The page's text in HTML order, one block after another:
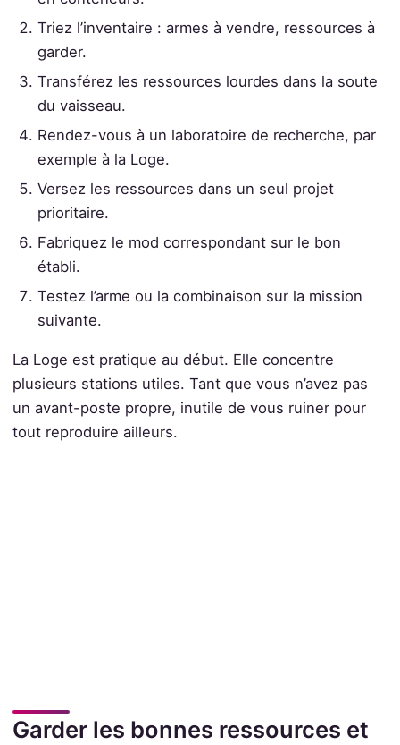
Triez l’inventaire : armes à vendre, ressources à
garder.
Transférez les ressources lourdes dans la soute
du vaisseau.
Rendez-vous à un laboratoire de recherche, par
exemple à la Loge.
Versez les ressources dans un seul projet
prioritaire.
Fabriquez le mod correspondant sur le bon
établi.
Testez l’arme ou la combinaison sur la mission
suivante.
La Loge est pratique au début. Elle concentre
plusieurs stations utiles. Tant que vous n’avez pas
un avant-poste propre, inutile de vous ruiner pour
tout reproduire ailleurs.
Garder les bonnes ressources et